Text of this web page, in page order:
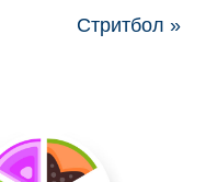
Стритбол »